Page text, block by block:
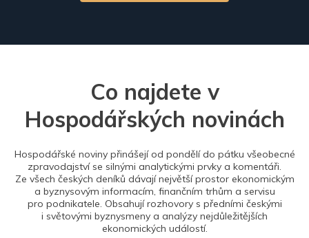
Co najdete v
Hospodářských novinách
Hospodářské noviny přinášejí od pondělí do pátku všeobecné
zpravodajství se silnými analytickými prvky a komentáři.
Ze všech českých deníků dávají největší prostor ekonomickým
a byznysovým informacím, finančním trhům a servisu
pro podnikatele. Obsahují rozhovory s předními českými
i světovými byznysmeny a analýzy nejdůležitějších
ekonomických událostí.